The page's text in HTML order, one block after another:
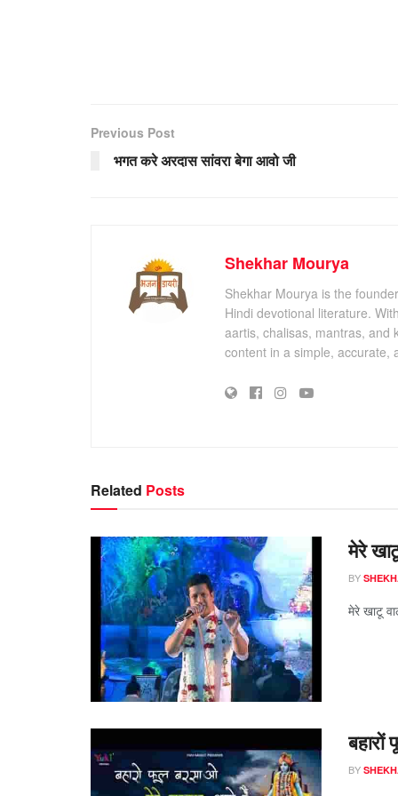
Previous Post
भगत करे अरदास सांवरा बेगा आवो जी
Shekhar Mourya
Shekhar Mourya is the
Hindi devotional literature.
aartis, chalisas, mantras, and
content in a simple, accurate,
Related Posts
मेरे
BY
मेरे खाटू
BY